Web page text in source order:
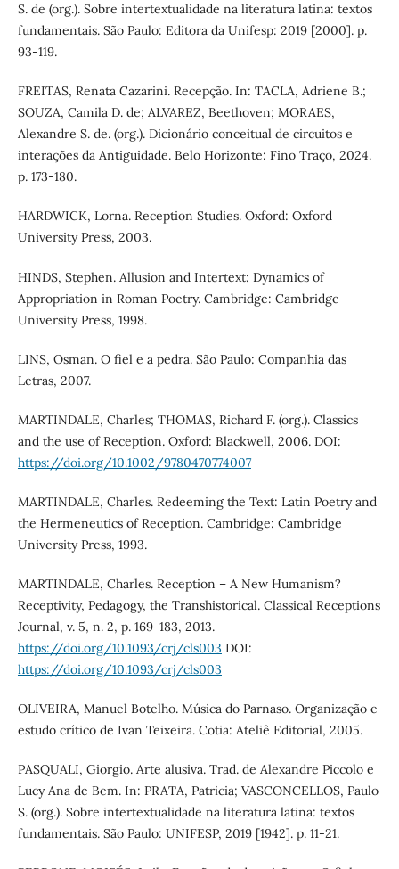
S. de (org.). Sobre intertextualidade na literatura latina: textos
fundamentais. São Paulo: Editora da Unifesp: 2019 [2000]. p.
93-119.
FREITAS, Renata Cazarini. Recepção. In: TACLA, Adriene B.;
SOUZA, Camila D. de; ALVAREZ, Beethoven; MORAES,
Alexandre S. de. (org.). Dicionário conceitual de circuitos e
interações da Antiguidade. Belo Horizonte: Fino Traço, 2024.
p. 173-180.
HARDWICK, Lorna. Reception Studies. Oxford: Oxford
University Press, 2003.
HINDS, Stephen. Allusion and Intertext: Dynamics of
Appropriation in Roman Poetry. Cambridge: Cambridge
University Press, 1998.
LINS, Osman. O fiel e a pedra. São Paulo: Companhia das
Letras, 2007.
MARTINDALE, Charles; THOMAS, Richard F. (org.). Classics
and the use of Reception. Oxford: Blackwell, 2006. DOI:
https://doi.org/10.1002/9780470774007
MARTINDALE, Charles. Redeeming the Text: Latin Poetry and
the Hermeneutics of Reception. Cambridge: Cambridge
University Press, 1993.
MARTINDALE, Charles. Reception – A New Humanism?
Receptivity, Pedagogy, the Transhistorical. Classical Receptions
Journal, v. 5, n. 2, p. 169-183, 2013.
https://doi.org/10.1093/crj/cls003 DOI:
https://doi.org/10.1093/crj/cls003
OLIVEIRA, Manuel Botelho. Música do Parnaso. Organização e
estudo crítico de Ivan Teixeira. Cotia: Ateliê Editorial, 2005.
PASQUALI, Giorgio. Arte alusiva. Trad. de Alexandre Piccolo e
Lucy Ana de Bem. In: PRATA, Patricia; VASCONCELLOS, Paulo
S. (org.). Sobre intertextualidade na literatura latina: textos
fundamentais. São Paulo: UNIFESP, 2019 [1942]. p. 11-21.